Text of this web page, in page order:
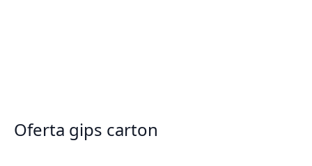
Oferta gips carton